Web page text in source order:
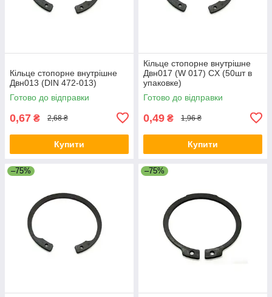
Кільце стопорне внутрішне
Двн013 (DIN 472-013)
Готово до відправки
0,67 ₴ 2,68 ₴
Купити
Кільце стопорне внутрішне
Двн017 (W 017) CX (50шт в
упаковке)
Готово до відправки
0,49 ₴ 1,96 ₴
Купити
–75% –75%